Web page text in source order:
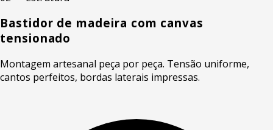
Bastidor de madeira com canvas
tensionado
Montagem artesanal peça por peça. Tensão uniforme,
cantos perfeitos, bordas laterais impressas.